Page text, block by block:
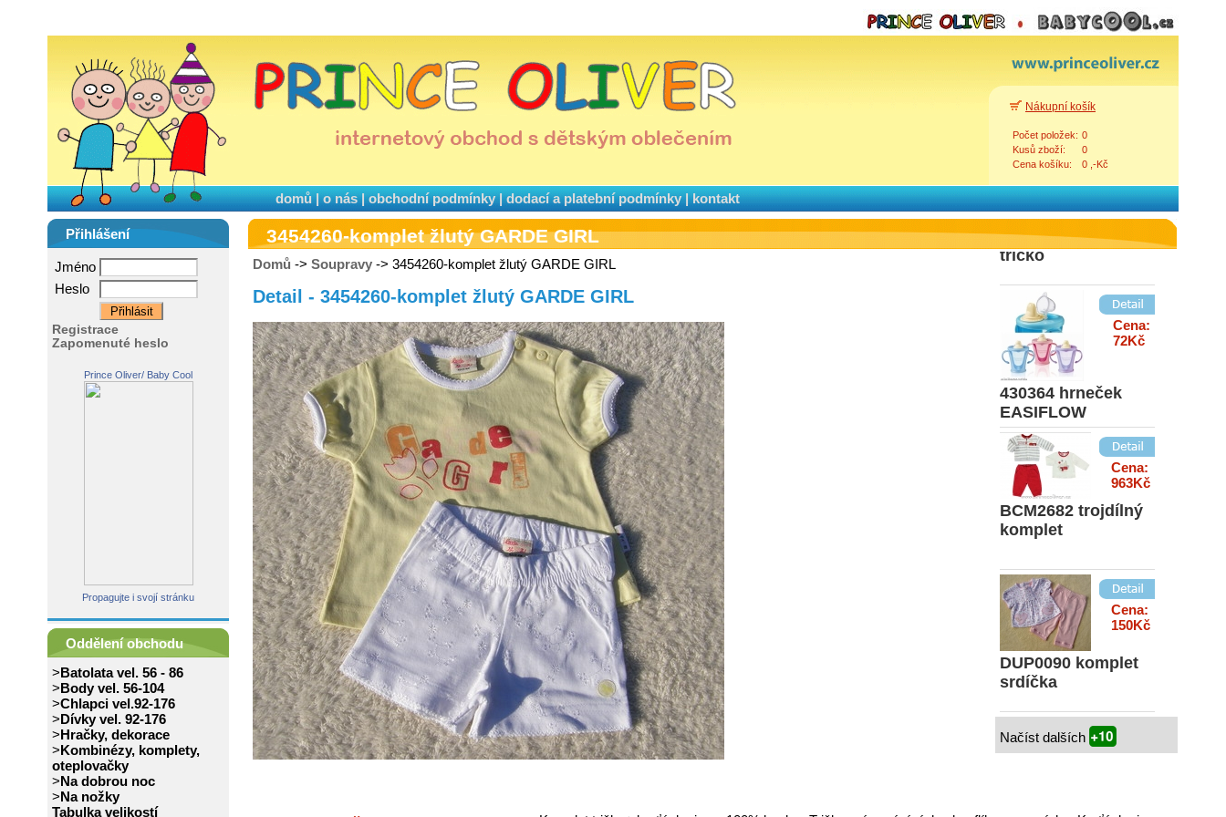
domů|o nás|obchodní podmínky|dodací a platební podmínky|kontakt
Nákupní košík
Počet položek: 0
Kusů zboží:
0
Cena košíku:
0 ,-Kč
Přihlášení
Jméno
Heslo
Registrace
Zapomenuté heslo
Prince Oliver/ Baby Cool
Propagujte i svojí stránku
Oddělení obchodu
>Batolata vel. 56 - 86
>Body vel. 56-104
>Chlapci vel.92-176
>Dívky vel. 92-176
>Hračky, dekorace
>Kombinézy, komplety,
oteplovačky
>Na dobrou noc
>Na nožky
Tabulka velikostí
3454260-komplet žlutý GARDE GIRL
Domů -> Soupravy -> 3454260-komplet žlutý GARDE GIRL
Detail - 3454260-komplet žlutý GARDE GIRL
2605 komplet
červený dárkové
balení
Cena:
185Kč
BCM158 pruhované
tričko
Cena:
392Kč
430364 hrneček
EASIFLOW
Cena:
72Kč
BCM2682 trojdílný
komplet
Cena:
963Kč
DUP0090 komplet
srdíčka
Cena:
150Kč
Načíst dalších